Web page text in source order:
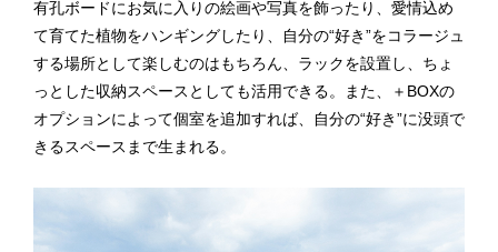
有孔ボードにお気に入りの絵画や写真を飾ったり、愛情込め
て育てた植物をハンギングしたり、自分の“好き”をコラージュ
する場所として楽しむのはもちろん、ラックを設置し、ちょ
っとした収納スペースとしても活用できる。また、＋BOXの
オプションによって個室を追加すれば、自分の“好き”に没頭で
きるスペースまで生まれる。